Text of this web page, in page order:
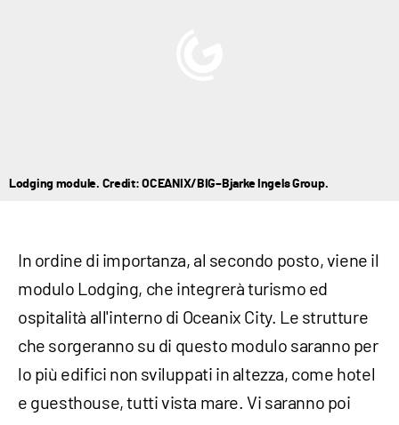
Lodging module. Credit: OCEANIX/BIG–Bjarke Ingels Group.
In ordine di importanza, al secondo posto, viene il
modulo Lodging, che integrerà turismo ed
ospitalità all'interno di Oceanix City. Le strutture
che sorgeranno su di questo modulo saranno per
lo più edifici non sviluppati in altezza, come hotel
e guesthouse, tutti vista mare. Vi saranno poi